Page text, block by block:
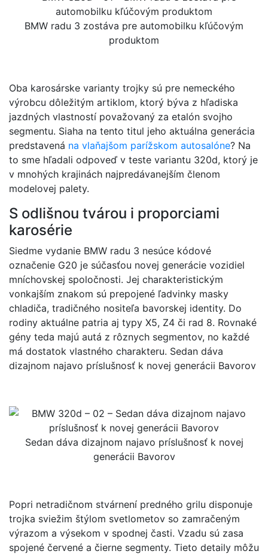
BMW radu 3 zostáva pre automobilku kľúčovým
produktom
Oba karosárske varianty trojky sú pre nemeckého
výrobcu dôležitým artiklom, ktorý býva z hľadiska
jazdných vlastností považovaný za etalón svojho
segmentu. Siaha na tento titul jeho aktuálna generácia
predstavená na vlaňajšom parížskom autosalóne? Na
to sme hľadali odpoveď v teste variantu 320d, ktorý je
v mnohých krajinách najpredávanejším členom
modelovej palety.
S odlišnou tvárou i proporciami
karosérie
Siedme vydanie BMW radu 3 nesúce kódové
označenie G20 je súčasťou novej generácie vozidiel
mníchovskej spoločnosti. Jej charakteristickým
vonkajším znakom sú prepojené ľadvinky masky
chladiča, tradičného nositeľa bavorskej identity. Do
rodiny aktuálne patria aj typy X5, Z4 či rad 8. Rovnaké
gény teda majú autá z rôznych segmentov, no každé
má dostatok vlastného charakteru. Sedan dáva
dizajnom najavo príslušnosť k novej generácii Bavorov
Sedan dáva dizajnom najavo príslušnosť k novej
generácii Bavorov
Popri netradičnom stvárnení predného grilu disponuje
trojka sviežim štýlom svetlometov so zamračeným
výrazom a výsekom v spodnej časti. Vzadu sú zasa
spojené červené a čierne segmenty. Tieto detaily môžu